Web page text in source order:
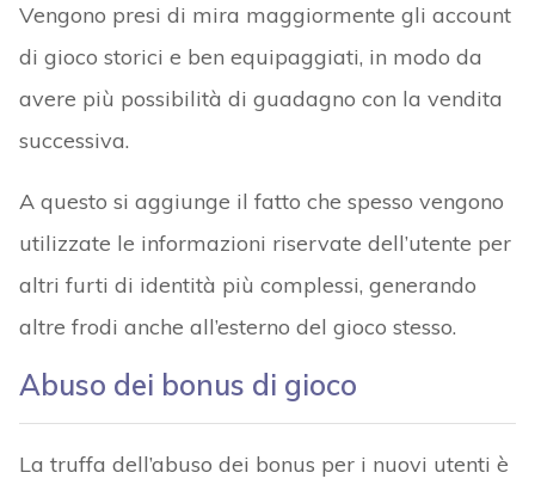
Vengono presi di mira maggiormente gli account
di gioco storici e ben equipaggiati, in modo da
avere più possibilità di guadagno con la vendita
successiva.
A questo si aggiunge il fatto che spesso vengono
utilizzate le informazioni riservate dell’utente per
altri furti di identità più complessi, generando
altre frodi anche all’esterno del gioco stesso.
Abuso dei bonus di gioco
La truffa dell’abuso dei bonus per i nuovi utenti è